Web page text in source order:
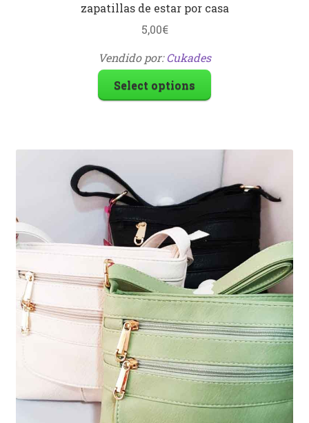
zapatillas de estar por casa
5,00€
Vendido por:Cukades
Select options